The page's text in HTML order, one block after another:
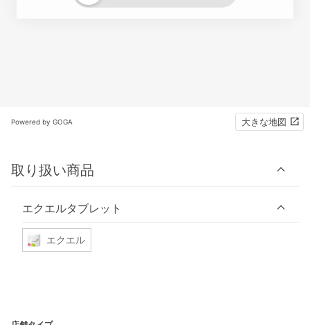
Powered by GOGA 大きな地図
取り扱い商品
エクエルタブレット
エクエル